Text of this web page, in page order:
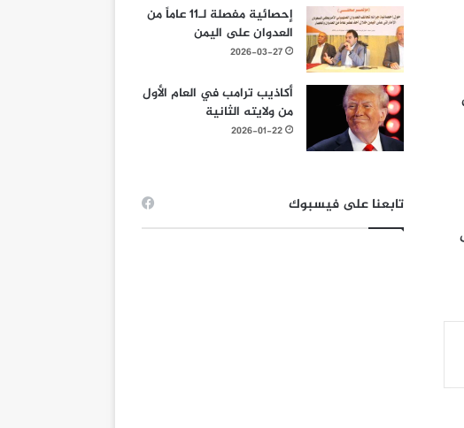
إحصائية مفصلة لـ11 عاماً من
العدوان على اليمن
2026-03-27
أكاذيب ترامب في العام الأول
من ولايته الثانية
2026-01-22
تابعنا على فيسبوك